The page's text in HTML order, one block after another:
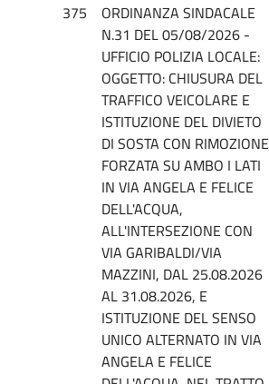
375
ORDINANZA SINDACALE
N.31 DEL 05/08/2026 -
UFFICIO POLIZIA LOCALE:
OGGETTO: CHIUSURA DEL
TRAFFICO VEICOLARE E
ISTITUZIONE DEL DIVIETO
DI SOSTA CON RIMOZIONE
FORZATA SU AMBO I LATI
IN VIA ANGELA E FELICE
DELL'ACQUA,
ALL'INTERSEZIONE CON
VIA GARIBALDI/VIA
MAZZINI, DAL 25.08.2026
AL 31.08.2026, E
ISTITUZIONE DEL SENSO
UNICO ALTERNATO IN VIA
ANGELA E FELICE